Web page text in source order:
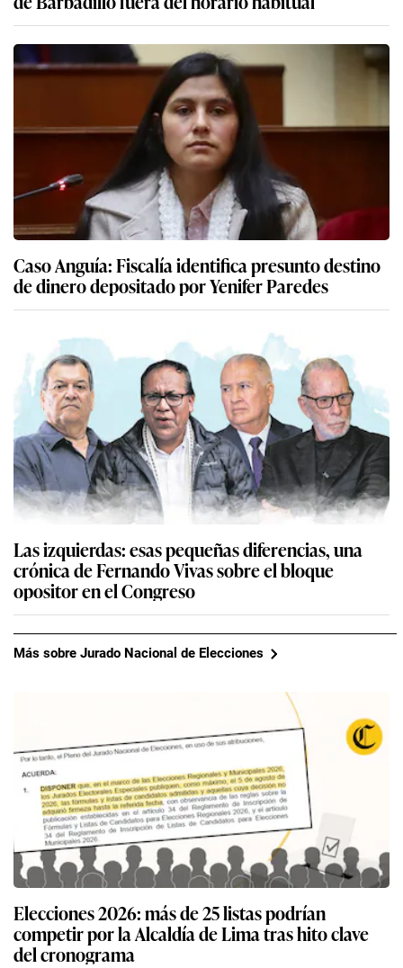
Caso Anguía: Fiscalía identifica presunto destino
de dinero depositado por Yenifer Paredes
Las izquierdas: esas pequeñas diferencias, una
crónica de Fernando Vivas sobre el bloque
opositor en el Congreso
Más sobre Jurado Nacional de Elecciones
Elecciones 2026: más de 25 listas podrían
competir por la Alcaldía de Lima tras hito clave
del cronograma